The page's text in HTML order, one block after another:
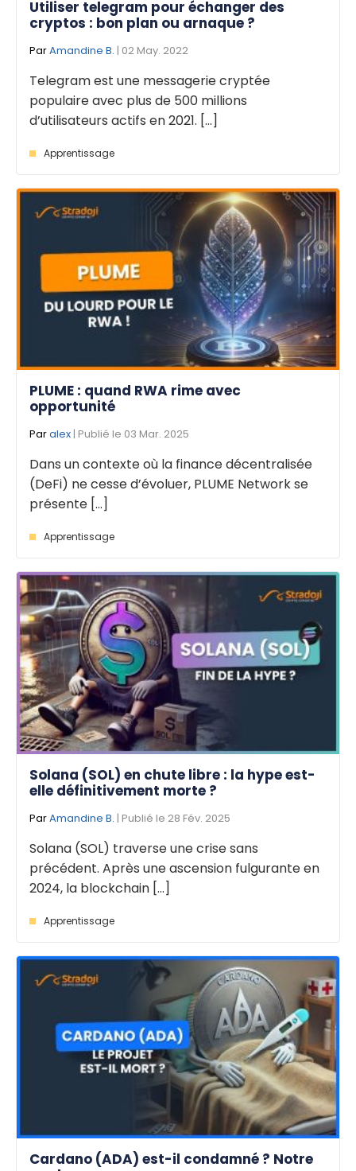
Utiliser telegram pour échanger des
cryptos : bon plan ou arnaque ?
ParAmandine B. | 02 May. 2022
Telegram est une messagerie cryptée
populaire avec plus de 500 millions
d’utilisateurs actifs en 2021. [...]
Apprentissage
PLUME : quand RWA rime avec
opportunité
Paralex | Publié le 03 Mar. 2025
Dans un contexte où la finance décentralisée
(DeFi) ne cesse d’évoluer, PLUME Network se
présente [...]
Apprentissage
Solana (SOL) en chute libre : la hype est-
elle définitivement morte ?
ParAmandine B. | Publié le 28 Fév. 2025
Solana (SOL) traverse une crise sans
précédent. Après une ascension fulgurante en
2024, la blockchain [...]
Apprentissage
Cardano (ADA) est-il condamné ? Notre